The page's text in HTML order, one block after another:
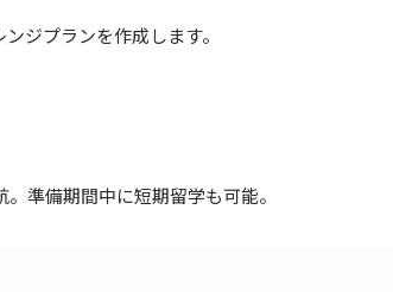
ジプランを作成します。
準備期間中に短期留学も可能。